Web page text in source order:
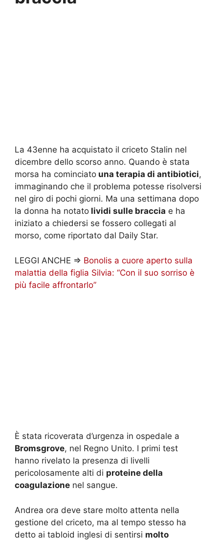
La 43enne ha acquistato il criceto Stalin nel
dicembre dello scorso anno. Quando è stata
morsa ha cominciato una terapia di antibiotici,
immaginando che il problema potesse risolversi
nel giro di pochi giorni. Ma una settimana dopo
la donna ha notato lividi sulle braccia e ha
iniziato a chiedersi se fossero collegati al
morso, come riportato dal Daily Star.
LEGGI ANCHE => Bonolis a cuore aperto sulla
malattia della figlia Silvia: “Con il suo sorriso è
più facile affrontarlo”
È stata ricoverata d’urgenza in ospedale a
Bromsgrove, nel Regno Unito. I primi test
hanno rivelato la presenza di livelli
pericolosamente alti di proteine ​​della
coagulazione nel sangue.
Andrea ora deve stare molto attenta nella
gestione del criceto, ma al tempo stesso ha
detto ai tabloid inglesi di sentirsi molto